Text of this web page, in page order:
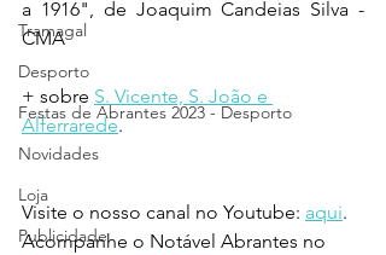
Tramagal
Desporto
Festas de Abrantes 2023 - Desporto
Novidades
Loja
Publicidade
a 1916", de Joaquim Candeias Silva -
CMA
+ sobre S. Vicente, S. João e
Alferrarede.
Visite o nosso canal no Youtube: aqui.
Acompanhe o Notável Abrantes no